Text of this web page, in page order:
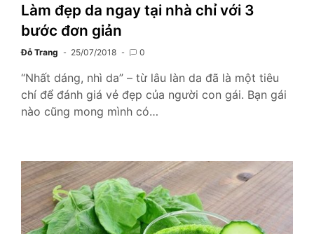
Làm đẹp da ngay tại nhà chỉ với 3
bước đơn giản
Đỗ Trang 25/07/2018 0
“Nhất dáng, nhì da” – từ lâu làn da đã là một tiêu
chí để đánh giá vẻ đẹp của người con gái. Bạn gái
nào cũng mong mình có…